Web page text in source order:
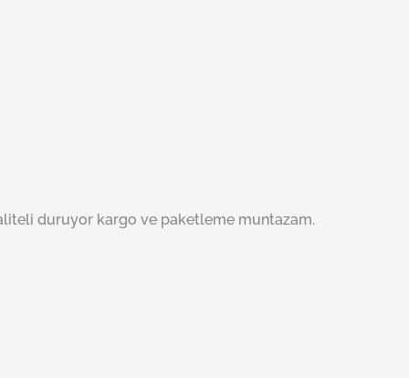
duruyor kargo ve paketleme muntazam.